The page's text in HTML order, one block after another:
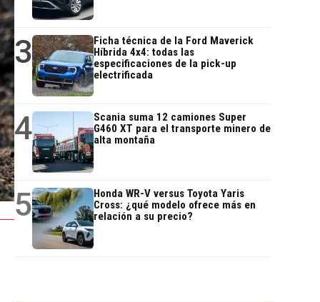
3
Ficha técnica de la Ford Maverick
Híbrida 4x4: todas las
especificaciones de la pick-up
electrificada
4
Scania suma 12 camiones Super
G460 XT para el transporte minero de
alta montaña
5
Honda WR-V versus Toyota Yaris
Cross: ¿qué modelo ofrece más en
relación a su precio?